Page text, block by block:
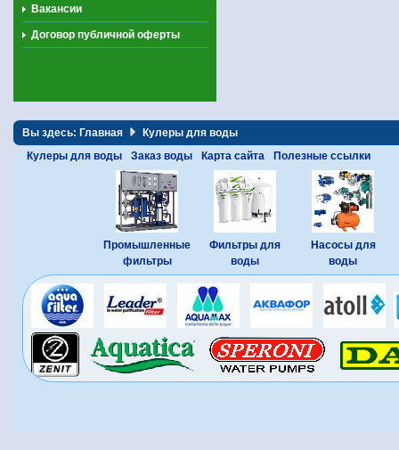
Вакансии
Договор публичной оферты
Вы здесь: Главная
Кулеры для воды
Кулеры для воды
Заказ воды Карта сайта Полезные ссылки
Промышленные
фильтры
Фильтры для
воды
Насосы для
воды